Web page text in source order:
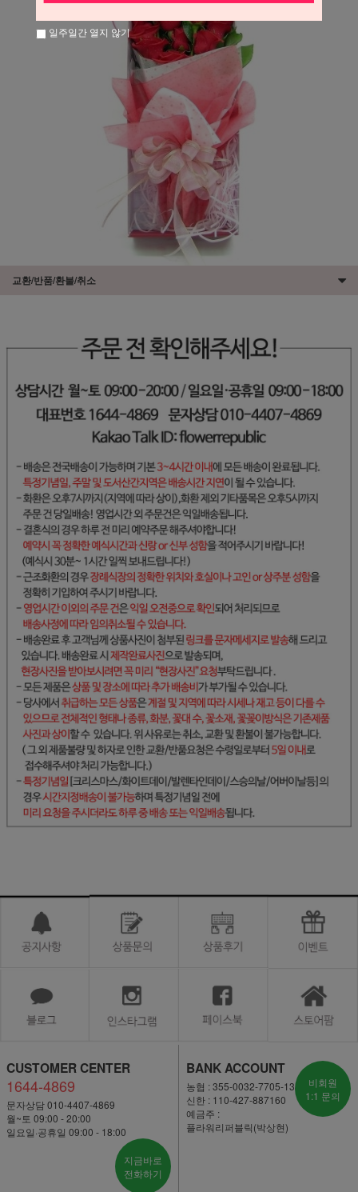
교환/반품/환불/취소
CUSTOMER CENTER
1644-4869
문자상담 010-4407-4869
월~토 09:00 - 20:00
일요일·공휴일 09:00 - 18:00
지금바로
전화하기
BANK ACCOUNT
농협 : 355-0032-7705-13
신한 : 110-427-887160
예금주 :
플라워리퍼블릭(박상현)
비회원
1:1 문의
일주일간 열지 않기